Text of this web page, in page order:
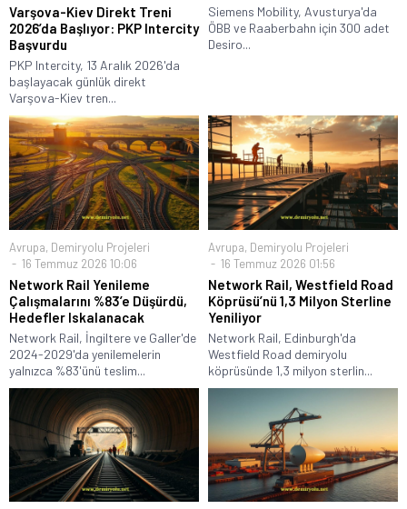
Varşova-Kiev Direkt Treni
2026’da Başlıyor: PKP Intercity
Başvurdu
PKP Intercity, 13 Aralık 2026'da
başlayacak günlük direkt
Varşova-Kiev tren...
Siemens Mobility, Avusturya'da
ÖBB ve Raaberbahn için 300 adet
Desiro...
Avrupa, Demiryolu Projeleri
16 Temmuz 2026 10:06
Network Rail Yenileme
Çalışmalarını %83’e Düşürdü,
Hedefler Iskalanacak
Network Rail, İngiltere ve Galler'de
2024-2029'da yenilemelerin
yalnızca %83'ünü teslim...
Avrupa, Demiryolu Projeleri
16 Temmuz 2026 01:56
Network Rail, Westfield Road
Köprüsü’nü 1,3 Milyon Sterline
Yeniliyor
Network Rail, Edinburgh'da
Westfield Road demiryolu
köprüsünde 1,3 milyon sterlin...